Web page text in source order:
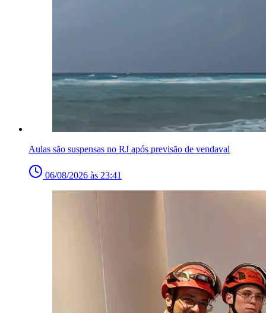
Aulas são suspensas no RJ após previsão de vendaval
06/08/2026 às 23:41